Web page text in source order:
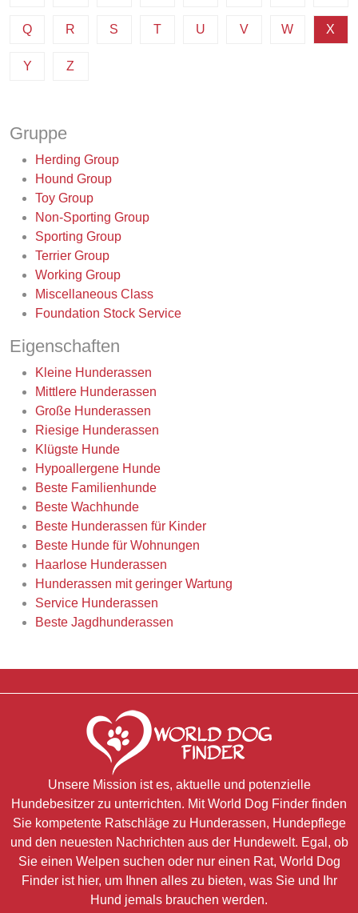
Q R S T U V W X
Y Z
Gruppe
Herding Group
Hound Group
Toy Group
Non-Sporting Group
Sporting Group
Terrier Group
Working Group
Miscellaneous Class
Foundation Stock Service
Eigenschaften
Kleine Hunderassen
Mittlere Hunderassen
Große Hunderassen
Riesige Hunderassen
Klügste Hunde
Hypoallergene Hunde
Beste Familienhunde
Beste Wachhunde
Beste Hunderassen für Kinder
Beste Hunde für Wohnungen
Haarlose Hunderassen
Hunderassen mit geringer Wartung
Service Hunderassen
Beste Jagdhunderassen
Unsere Mission ist es, aktuelle und potenzielle
Hundebesitzer zu unterrichten. Mit World Dog Finder finden
Sie kompetente Ratschläge zu Hunderassen, Hundepflege
und den neuesten Nachrichten aus der Hundewelt. Egal, ob
Sie einen Welpen suchen oder nur einen Rat, World Dog
Finder ist hier, um Ihnen alles zu bieten, was Sie und Ihr
Hund jemals brauchen werden.